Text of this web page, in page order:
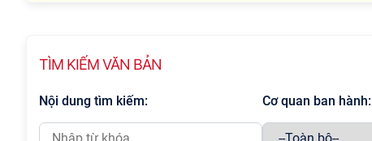
TÌM KIẾM VĂN BẢN
Nội dung tìm kiếm: Cơ quan ban hành: